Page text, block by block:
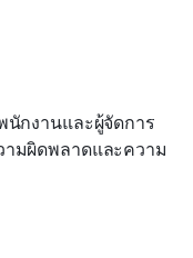
นักงานและผู้จัดการ
มผิดพลาดและความ